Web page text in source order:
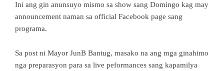
Ini ang gin anunsuyo mismo sa show sang Domingo kag may
announcement naman sa official Facebook page sang
programa.
Sa post ni Mayor JunB Bantug, masako na ang mga ginahimo
nga preparasyon para sa live peformances sang kapamilya